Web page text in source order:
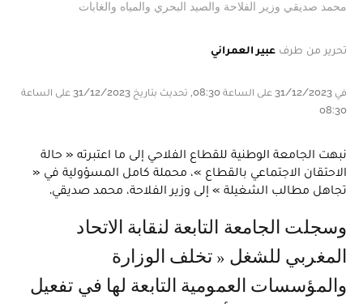
محمد صديقي وزير الفلاحة والصيد البحري والمياه والغابات
تحرير من طرف عبير العمراني
في 31/12/2023 على الساعة 08:30, تحديث بتاريخ 31/12/2023 على الساعة
08:30
نبهت الجامعة الوطنية للقطاع الفلاحي إلى ما اعتبرته « حالة
الاحتقان الاجتماعي بالقطاع »، محملة كامل المسؤولية في «
تجاهل مطالب الشغيلة » إلى وزير الفلاحة، محمد صديقي.
وسجلت الجامعة التابعة لنقابة الاتحاد
المغربي للشغل « تخلف الوزارة
والمؤسسات العمومية التابعة لها في تفعيل